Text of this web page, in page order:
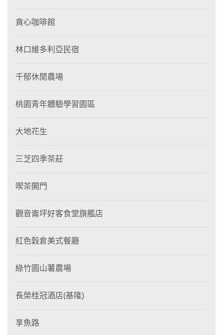
貪心咖啡館
林口維多利亞民宿
千郁休閒農場
桃園青年體驗學習園區
大地花生
三芝四季茶莊
喫茶開門
觀音崙坪好客食堂旗艦店
紅色穀倉美式餐廳
綠竹園山薯農場
長榮桂冠酒店(基隆)
享魚路